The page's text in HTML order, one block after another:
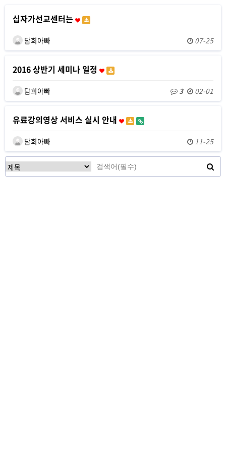
십자가선교센터는
담희아빠 07-25
2016 상반기 세미나 일정
담희아빠 3 02-01
유료강의영상 서비스 실시 안내
담희아빠 11-25